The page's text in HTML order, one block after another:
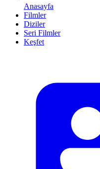
Anasayfa
Filmler
Diziler
Seri Filmler
Keşfet